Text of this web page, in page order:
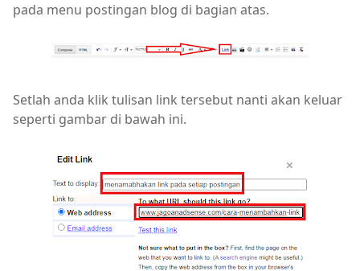
pada menu postingan blog di bagian atas.
Setlah anda klik tulisan link tersebut nanti akan keluar
seperti gambar di bawah ini.